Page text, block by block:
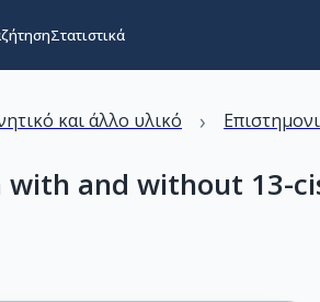
Στατιστικά
και άλλο υλικό ›
and without 13-